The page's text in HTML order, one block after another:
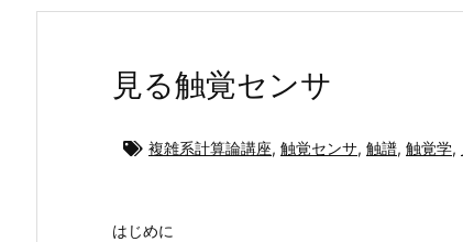
見る触覚センサ
複雑系計算論講座, 触覚センサ, 触譜, 触覚学,
はじめに